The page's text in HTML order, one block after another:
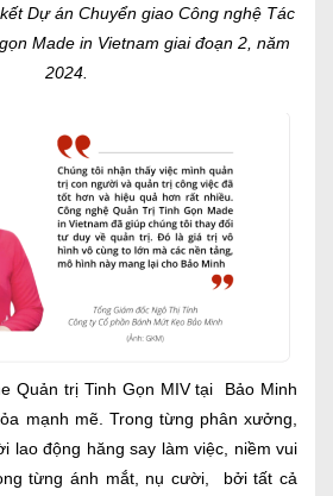
Dự án Chuyển giao Công nghệ Tác
Made in Vietnam giai đoạn 2, năm
2024.
Quản trị Tinh Gọn MIV tại Bảo Minh
mạnh mẽ. Trong từng phân xưởng,
lao động hăng say làm việc, niềm vui
từng ánh mắt, nụ cười, bởi tất cả